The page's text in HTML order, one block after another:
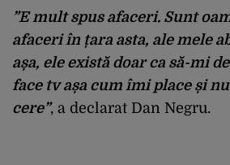
”E mult spus afaceri. Sunt
afaceri în țara asta, ale mele
așa, ele există doar ca să-mi
face tv așa cum îmi place și
cere”, a declarat Dan Negru.